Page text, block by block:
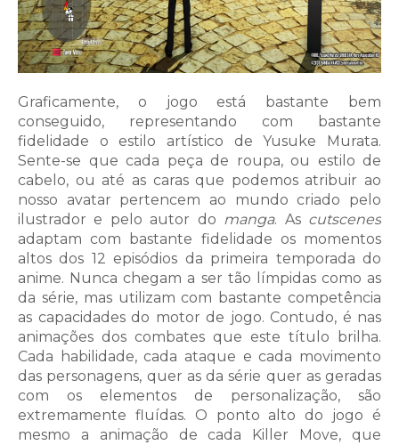
Graficamente, o jogo está bastante bem
conseguido, representando com bastante
fidelidade o estilo artístico de Yusuke Murata.
Sente-se que cada peça de roupa, ou estilo de
cabelo, ou até as caras que podemos atribuir ao
nosso avatar pertencem ao mundo criado pelo
ilustrador e pelo autor do manga. As cutscenes
adaptam com bastante fidelidade os momentos
altos dos 12 episódios da primeira temporada do
anime. Nunca chegam a ser tão límpidas como as
da série, mas utilizam com bastante competência
as capacidades do motor de jogo. Contudo, é nas
animações dos combates que este título brilha.
Cada habilidade, cada ataque e cada movimento
das personagens, quer as da série quer as geradas
com os elementos de personalização, são
extremamente fluídas. O ponto alto do jogo é
mesmo a animação de cada Killer Move, que